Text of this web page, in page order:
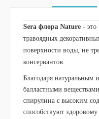
Sera флора Nature - это
травоядных
поверхности воды, не
консервантов.
Благодаря натуральным
балластными
спирулина с высоким
способствуют